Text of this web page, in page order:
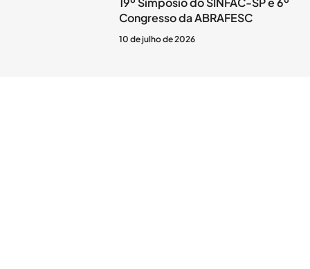
Congresso da ABRAFESC
10 de julho de 2026